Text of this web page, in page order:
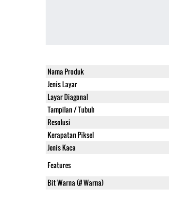
Nama Produk
Jenis Layar
Layar Diagonal
Tampilan / Tubuh
Resolusi
Kerapatan Piksel
Jenis Kaca
Features
Bit Warna (# Warna)